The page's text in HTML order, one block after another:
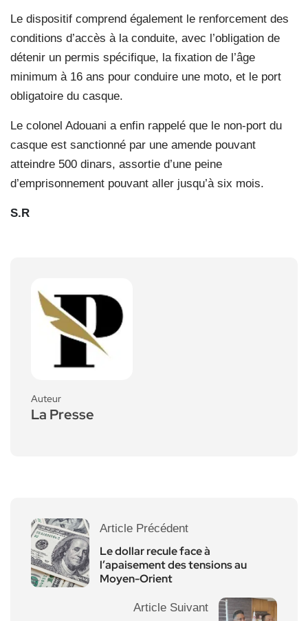
Le dispositif comprend également le renforcement des
conditions d’accès à la conduite, avec l’obligation de
détenir un permis spécifique, la fixation de l’âge
minimum à 16 ans pour conduire une moto, et le port
obligatoire du casque.
Le colonel Adouani a enfin rappelé que le non-port du
casque est sanctionné par une amende pouvant
atteindre 500 dinars, assortie d’une peine
d’emprisonnement pouvant aller jusqu’à six mois.
S.R
Auteur
La Presse
Article Précédent
Le dollar recule face à
l’apaisement des tensions au
Moyen-Orient
Article Suivant